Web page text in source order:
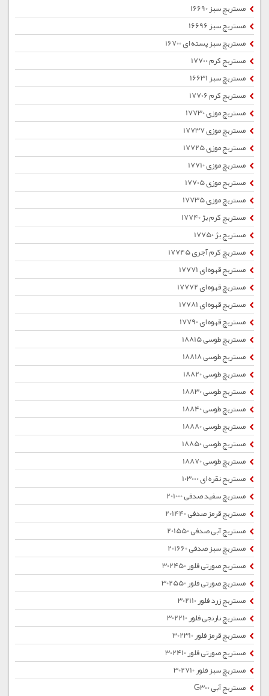
مستربچ سبز 16690
مستربچ سبز 16696
مستربچ سبز پسته ای 16700
مستربچ کرم 17700
مستربچ سبز 16631
مستربچ کرم 17706
مستربچ موزی 17730
مستربچ موزی 17737
مستربچ موزی 17725
مستربچ موزی 17710
مستربچ موزی 17705
مستربچ موزی 17735
مستربچ کرم بژ 17740
مستربچ بژ 17750
مستربچ کرم آجری 17745
مستربچ قهوه ای 17771
مستربچ قهوه ای 17772
مستربچ قهوه ای 17781
مستربچ قهوه ای 17790
مستربچ طوسی 18815
مستربچ طوسی 18818
مستربچ طوسی 18820
مستربچ طوسی 18830
مستربچ طوسی 18840
مستربچ طوسی 18880
مستربچ طوسی 18850
مستربچ طوسی 18870
مستربچ نقره ای 103000
مستربچ سفید صدفی 201000
مستربچ قرمز صدفی 201440
مستربچ آبی صدفی 201550
مستربچ سبز صدفی 201660
مستربچ صورتی فلور 302450
مستربچ صورتی فلور 302550
مستربچ زرد فلور 302110
مستربچ نارنجی فلور 302210
مستربچ قرمز فلور 302310
مستربچ صورتی فلور 302410
مستربچ سبز فلور 302710
مستربچ آبی G300